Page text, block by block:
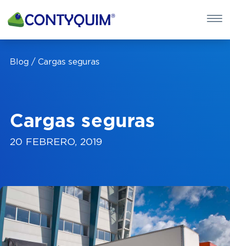
×
field
Blog Cargas seguras
Cargas seguras
20 FEBRERO, 2019